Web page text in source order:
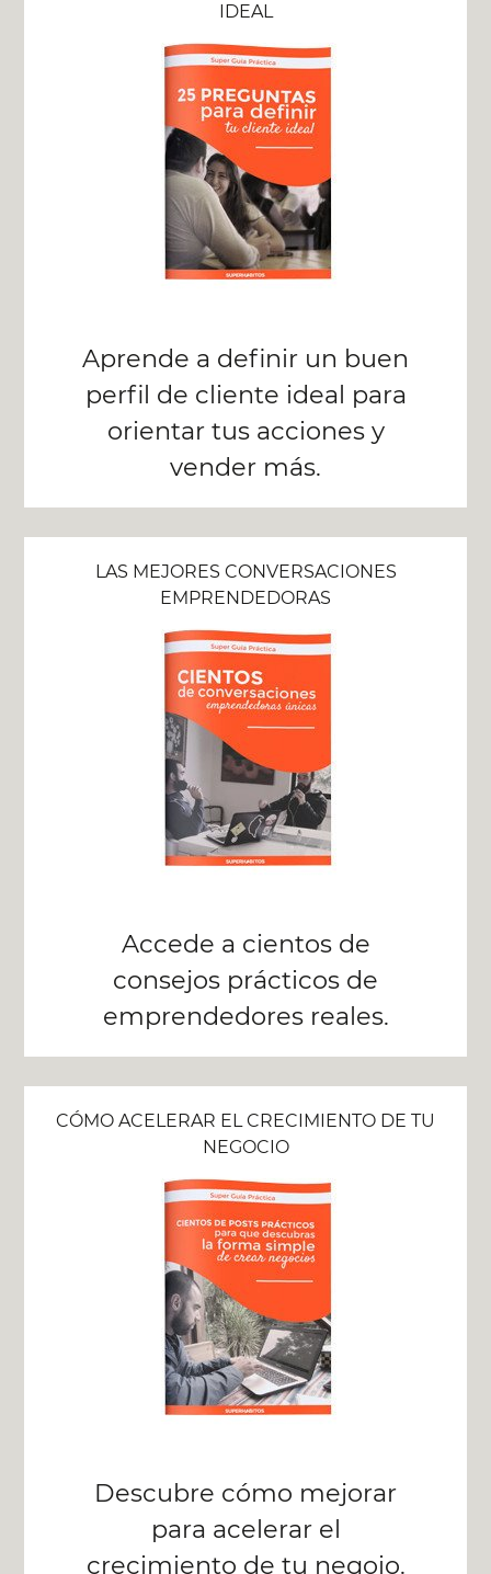
IDEAL
Aprende a definir un buen
perfil de cliente ideal para
orientar tus acciones y
vender más.
LAS MEJORES CONVERSACIONES
EMPRENDEDORAS
Accede a cientos de
consejos prácticos de
emprendedores reales.
CÓMO ACELERAR EL CRECIMIENTO DE TU
NEGOCIO
Descubre cómo mejorar
para acelerar el
crecimiento de tu negoio.